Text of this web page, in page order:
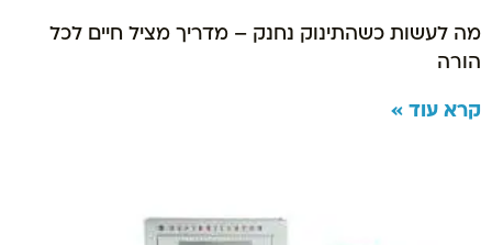
מה לעשות כשהתינוק נחנק – מדריך מציל חיים לכל
הורה
קרא עוד »